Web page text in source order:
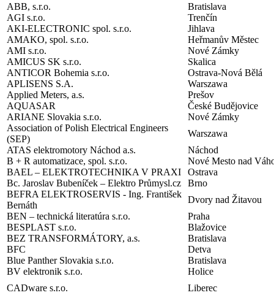
ABB, s.r.o.
Bratislava
AGI s.r.o.
Trenčín
AKI-ELECTRONIC spol. s.r.o.
Jihlava
AMAKO, spol. s.r.o.
Heřmanův Městec
AMI s.r.o.
Nové Zámky
AMICUS SK s.r.o.
Skalica
ANTICOR Bohemia s.r.o.
Ostrava-Nová Bělá
APLISENS S.A.
Warszawa
Applied Meters, a.s.
Prešov
AQUASAR
České Budějovice
ARIANE Slovakia s.r.o.
Nové Zámky
Association of Polish Electrical Engineers
(SEP)
ATAS elektromotory Náchod a.s.
Náchod
B + R automatizace, spol. s.r.o.
Nové Mesto nad
BAEL – ELEKTROTECHNIKA V PRAXI
Ostrava
Bc. Jaroslav Bubeníček – Elektro Průmysl.cz
Brno
BEFRA ELEKTROSERVIS - Ing. František
Bernáth
Dvory nad Žitavou
BEN – technická literatúra s.r.o.
Praha
BESPLAST s.r.o.
Blažovice
BEZ TRANSFORMÁTORY, a.s.
Bratislava
BFC
Detva
Blue Panther Slovakia s.r.o.
Bratislava
BV elektronik s.r.o.
Holice
CADware s.r.o.
Liberec